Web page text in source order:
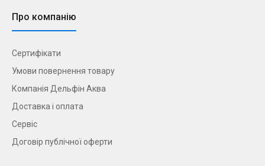
Про компанію
Сертифікати
Умови повернення товару
Компанія Дельфін Аква
Доставка і оплата
Сервіс
Договір публічної оферти